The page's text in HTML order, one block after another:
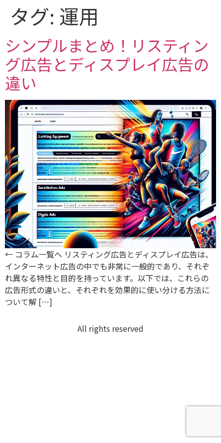
タグ: 運用
シンプルまとめ！リスティン
グ広告とディスプレイ広告の
違い
← コラム一覧へ リスティング広告とディスプレイ広告は、
インターネット広告の中でも非常に一般的であり、それぞ
れ異なる特性と目的を持っています。以下では、これらの
広告形式の違いと、それぞれを効果的に使い分ける方法に
ついて解 […]
All rights reserved